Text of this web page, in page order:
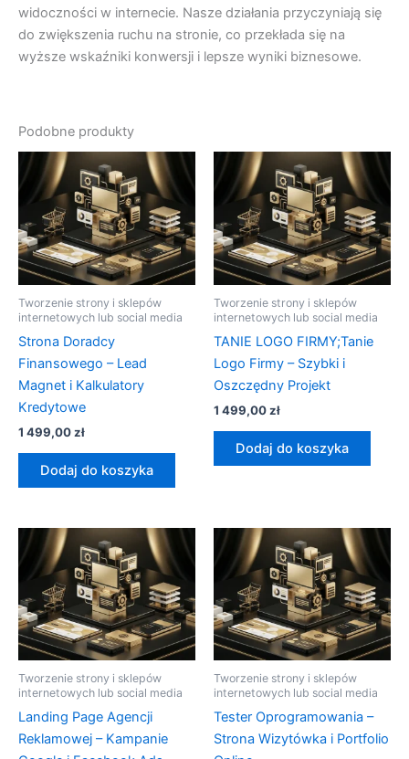
widoczności w internecie. Nasze działania przyczyniają się
do zwiększenia ruchu na stronie, co przekłada się na
wyższe wskaźniki konwersji i lepsze wyniki biznesowe.
Podobne produkty
Tworzenie strony i sklepów
internetowych lub social media
Strona Doradcy
Finansowego – Lead
Magnet i Kalkulatory
Kredytowe
1 499,00zł
Dodaj do koszyka
Tworzenie strony i sklepów
internetowych lub social media
TANIE LOGO FIRMY;Tanie
Logo Firmy – Szybki i
Oszczędny Projekt
1 499,00zł
Dodaj do koszyka
Tworzenie strony i sklepów
internetowych lub social media
Landing Page Agencji
Reklamowej – Kampanie
Tworzenie strony i sklepów
internetowych lub social media
Tester Oprogramowania –
Strona Wizytówka i Portfolio